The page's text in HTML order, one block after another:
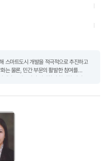
스마트도시 개발을 적극적으로 추진하고
는 물론, 민간 부문의 활발한 참여를